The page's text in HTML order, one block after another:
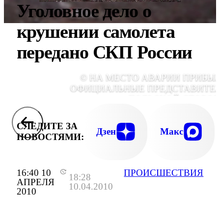
16:40 10
АПРЕЛЯ
2010
18:28
10.04.2010
ПРОИСШЕСТВИЯ
Уголовное дело о
крушении самолета
передано СКП России
© НА МЕСТО АВАРИИ
ОФИЦИАЛЬНЫЕ
ПОЛЬСКОЙ
СЛЕДИТЕ ЗА
НОВОСТЯМИ:
Дзен Макс